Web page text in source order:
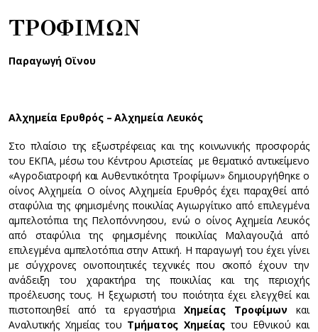
ΤΡΟΦΙΜΩΝ
Παραγωγή Οϊνου
Αλχημεία Ερυθρός – Αλχημεία Λευκός
Στο πλαίσιο της εξωστρέφειας και της κοινωνικής προσφοράς
του ΕΚΠΑ, μέσω του Κέντρου Αριστείας με θεματικό αντικείμενο
«Αγροδιατροφή και Αυθεντικότητα Τροφίμων» δημιουργήθηκε ο
οίνος Αλχημεία. Ο οίνος Αλχημεία Ερυθρός έχει παραχθεί από
σταφύλια της φημισμένης ποικιλίας Αγιωργίτικο από επιλεγμένα
αμπελοτόπια της Πελοπόννησου, ενώ ο οίνος Αχημεία Λευκός
από σταφύλια της φημισμένης ποικιλίας Μαλαγουζιά από
επιλεγμένα αμπελοτόπια στην Αττική. Η παραγωγή του έχει γίνει
με σύγχρονες οινοποιητικές τεχνικές που σκοπό έχουν την
ανάδειξη του χαρακτήρα της ποικιλίας και της περιοχής
προέλευσης τους. Η ξεχωριστή του ποιότητα έχει ελεγχθεί και
πιστοποιηθεί από τα εργαστήριαΧημείας Τροφίμων και
Αναλυτικής Χημείας του Τμήματος Χημείας του Εθνικού και